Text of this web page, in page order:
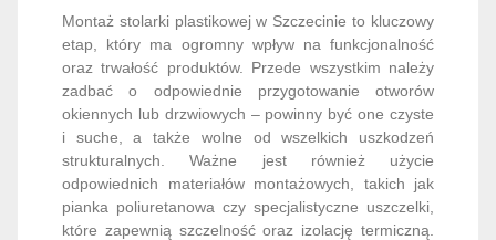
Montaż stolarki plastikowej w Szczecinie to kluczowy
etap, który ma ogromny wpływ na funkcjonalność
oraz trwałość produktów. Przede wszystkim należy
zadbać o odpowiednie przygotowanie otworów
okiennych lub drzwiowych – powinny być one czyste
i suche, a także wolne od wszelkich uszkodzeń
strukturalnych. Ważne jest również użycie
odpowiednich materiałów montażowych, takich jak
pianka poliuretanowa czy specjalistyczne uszczelki,
które zapewnią szczelność oraz izolację termiczną.